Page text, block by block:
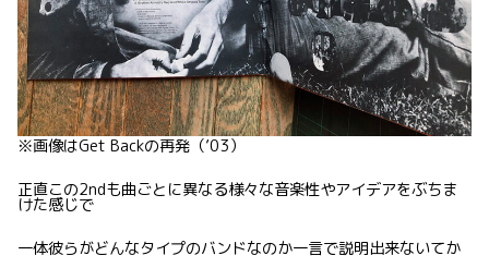
※画像はGet Backの再発（’03）
正直この2ndも曲ごとに異なる様々な音楽性やアイデアをぶちま
けた感じで
一体彼らがどんなタイプのバンドなのか一言で説明出来ないてか